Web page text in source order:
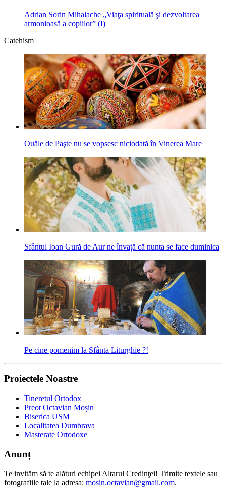
Adrian Sorin Mihalache „Viaţa spirituală şi dezvoltarea
armonioasă a copiilor” (I)
Catehism
Ouăle de Paşte nu se vopsesc niciodată în Vinerea Mare
Sfântul Ioan Gură de Aur ne învață că nunta se face duminica
Pe cine pomenim la Sfânta Liturghie ?!
Proiectele Noastre
Tineretul Ortodox
Preot Octavian Moșin
Biserica USM
Localitatea Dumbrava
Masterate Ortodoxe
Anunț
Te invităm să te alături echipei Altarul Credinţei! Trimite textele sau
fotografiile tale la adresa: mosin.octavian@gmail.com.